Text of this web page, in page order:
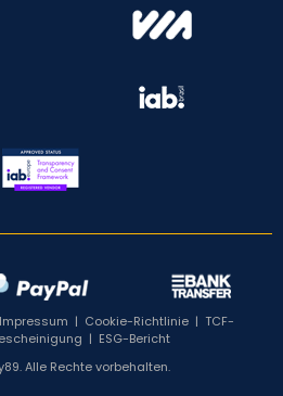
Impressum | Cookie-Richtlinie | TCF-
| ESG-Bericht
Alle Rechte vorbehalten.